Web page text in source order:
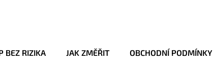
BEZ RIZIKA JAK ZMĚŘIT OBCHODNÍ PODMÍNKY
Co potřebujete najít?